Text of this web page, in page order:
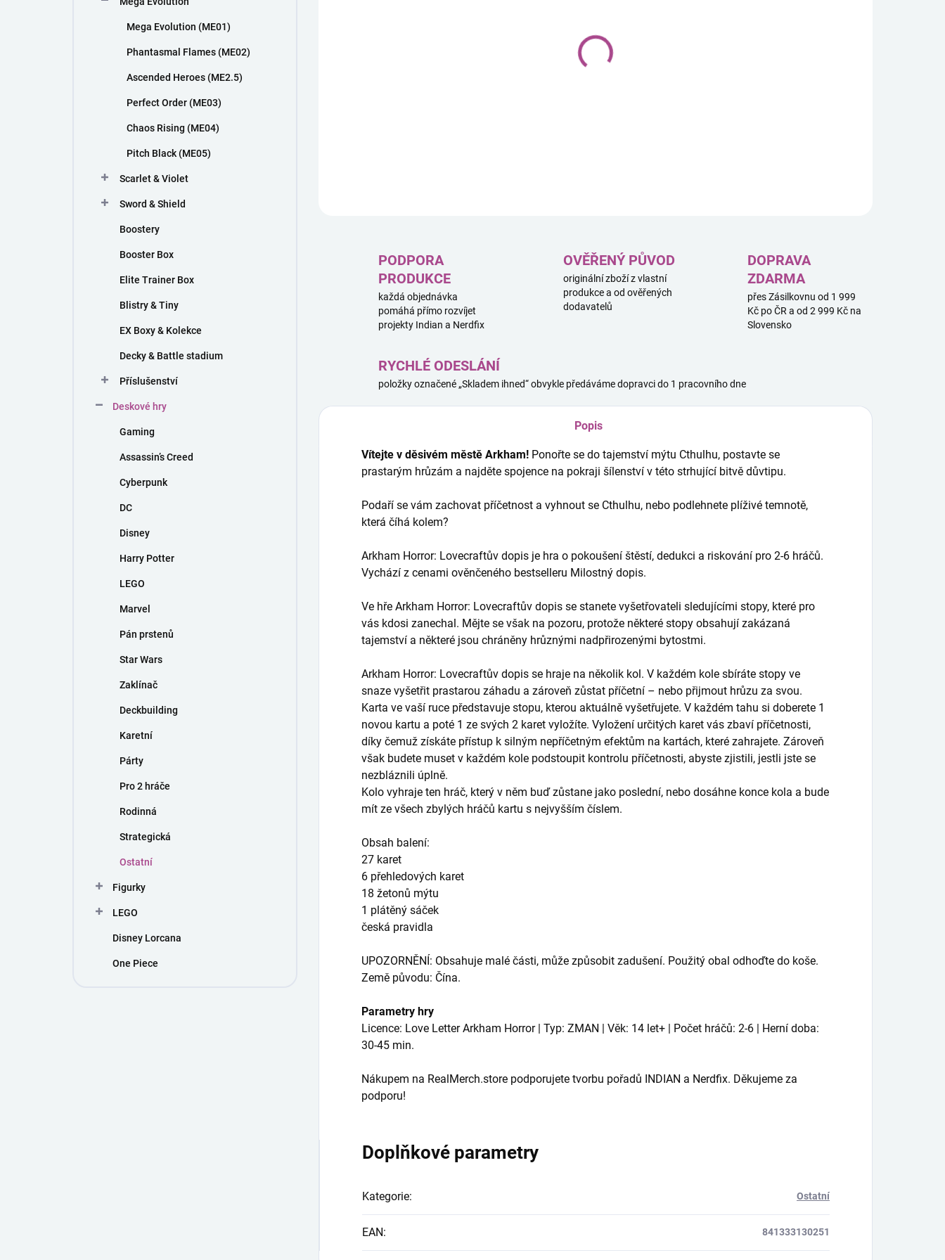
Mega Evolution (ME01)
Phantasmal Flames (ME02)
Ascended Heroes (ME2.5)
Perfect Order (ME03)
Chaos Rising (ME04)
Pitch Black (ME05)
Scarlet & Violet
Sword & Shield
Boostery
Booster Box
Elite Trainer Box
Blistry & Tiny
EX Boxy & Kolekce
Decky & Battle stadium
Příslušenství
Deskové hry
Gaming
Assassin’s Creed
Cyberpunk
DC
Disney
Harry Potter
LEGO
Marvel
Pán prstenů
Star Wars
Zaklínač
Deckbuilding
Karetní
Párty
Pro 2 hráče
Rodinná
Strategická
Ostatní
Figurky
LEGO
Disney Lorcana
One Piece
PODPORA
PRODUKCE
každá objednávka
pomáhá přímo rozvíjet
projekty Indian a Nerdfix
OVĚŘENÝ PŮVOD
originální zboží z vlastní
produkce a od ověřených
dodavatelů
DOPRAVA
ZDARMA
přes Zásilkovnu od 1 999
Kč po ČR a od 2 999 Kč na
Slovensko
RYCHLÉ ODESLÁNÍ
položky označené „Skladem ihned“ obvykle předáváme dopravci do 1 pracovního dne
Popis
Vítejte v děsivém městě Arkham! Ponořte se do tajemství mýtu Cthulhu, postavte se
prastarým hrůzám a najděte spojence na pokraji šílenství v této strhující bitvě důvtipu.
Podaří se vám zachovat příčetnost a vyhnout se Cthulhu, nebo podlehnete plíživé temnotě,
která číhá kolem?
Arkham Horror: Lovecraftův dopis je hra o pokoušení štěstí, dedukci a riskování pro 2-6 hráčů.
Vychází z cenami ověnčeného bestselleru Milostný dopis.
Ve hře Arkham Horror: Lovecraftův dopis se stanete vyšetřovateli sledujícími stopy, které pro
vás kdosi zanechal. Mějte se však na pozoru, protože některé stopy obsahují zakázaná
tajemství a některé jsou chráněny hrůznými nadpřirozenými bytostmi.
Arkham Horror: Lovecraftův dopis se hraje na několik kol. V každém kole sbíráte stopy ve
snaze vyšetřit prastarou záhadu a zároveň zůstat příčetní – nebo přijmout hrůzu za svou.
Karta ve vaší ruce představuje stopu, kterou aktuálně vyšetřujete. V každém tahu si doberete 1
novou kartu a poté 1 ze svých 2 karet vyložíte. Vyložení určitých karet vás zbaví příčetnosti,
díky čemuž získáte přístup k silným nepříčetným efektům na kartách, které zahrajete. Zároveň
však budete muset v každém kole podstoupit kontrolu příčetnosti, abyste zjistili, jestli jste se
nezbláznili úplně.
Kolo vyhraje ten hráč, který v něm buď zůstane jako poslední, nebo dosáhne konce kola a bude
mít ze všech zbylých hráčů kartu s nejvyšším číslem.
Obsah balení:
27 karet
6 přehledových karet
18 žetonů mýtu
1 plátěný sáček
česká pravidla
UPOZORNĚNÍ: Obsahuje malé části, může způsobit zadušení. Použitý obal odhoďte do koše.
Země původu: Čína.
Parametry hry
Licence: Love Letter Arkham Horror | Typ: ZMAN | Věk: 14 let+ | Počet hráčů: 2-6 | Herní doba:
30-45 min.
Nákupem na RealMerch.store podporujete tvorbu pořadů INDIAN a Nerdfix. Děkujeme za
podporu!
Doplňkové parametry
Kategorie: Ostatní
EAN: 841333130251